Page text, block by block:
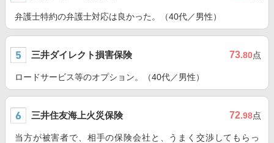
弁護士特約の弁護士対応は良かった。（40代／男性）
三井ダイレクト損害保険 73.80点
ロードサービス等のオプション。（40代／男性）
三井住友海上火災保険 72.98点
当方が被害者で、相手の保険会社と、うまく交渉してもらっ